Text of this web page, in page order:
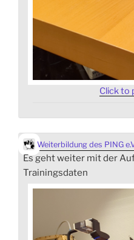
Click to
Weiterbildung des PING
Es geht weiter mit der
Trainingsdaten